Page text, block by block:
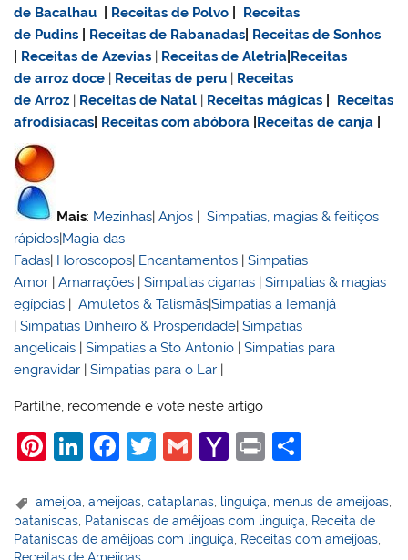
de Bacalhau
Receitas de Polvo
Receitas
de Pudins
Receitas de Rabanadas Receitas de Sonhos
Receitas de Azevias | Receitas de Aletria Receitas
dearroz doce | Receitas de peru | Receitas
de Arroz | Receitas de Natal | Receitas mágicas
Receitas
afrodisiacas Receitas com abóbora Receitas de canja
Mais: Mezinhas |Anjos |Simpatias, magias & feitiços
rápidos Magia das
Fadas Horoscopos Encantamentos |Simpatias
Amor |Amarrações |Simpatias ciganas |Simpatias & magias
egípcias |Amuletos & Talismãs|Simpatias a Iemanjá
|Simpatias Dinheiro & Prosperidade |Simpatias
angelicais |Simpatias a Sto Antonio |Simpatias para
engravidar |Simpatias para o Lar
Partilhe, recomende e vote neste artigo
Pi
er
e
Li
k
e
F
c
e
T
itt
er
G
ai
l
Y
h
o
Pr
t
ar
e
ameijoa ,ameijoas ,cataplanas linguiça menus de ameijoas
pataniscas, Pataniscas de amêijoas com linguiça, Receita de
Pataniscas de amêijoas com linguiça, Receitas com ameijoas,